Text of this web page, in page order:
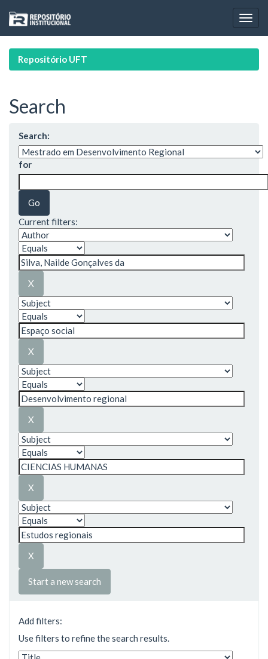
navigation
Repositório UFT
Search
Search:
for
Current filters:
Start a new search
Add filters:
Use filters to refine the search results.